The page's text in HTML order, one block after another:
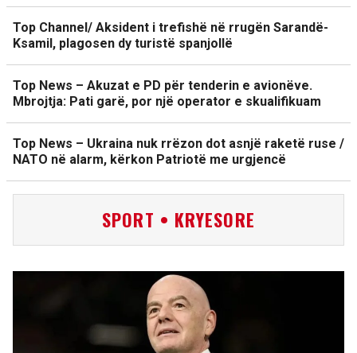
Top Channel/ Aksident i trefishë në rrugën Sarandë-
Ksamil, plagosen dy turistë spanjollë
Top News – Akuzat e PD për tenderin e avionëve.
Mbrojtja: Pati garë, por një operator e skualifikuam
Top News – Ukraina nuk rrëzon dot asnjë raketë ruse /
NATO në alarm, kërkon Patriotë me urgjencë
SPORT • KRYESORE